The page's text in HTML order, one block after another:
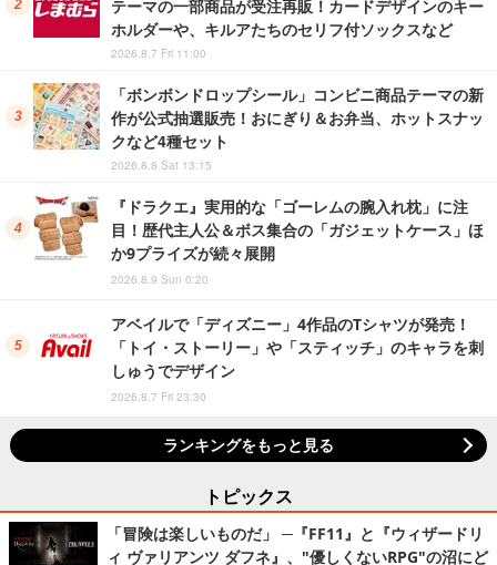
テーマの一部商品が受注再販！カードデザインのキー
ホルダーや、キルアたちのセリフ付ソックスなど
2026.8.7 Fri 11:00
「ボンボンドロップシール」コンビニ商品テーマの新
作が公式抽選販売！おにぎり＆お弁当、ホットスナッ
クなど4種セット
2026.8.8 Sat 13:15
『ドラクエ』実用的な「ゴーレムの腕入れ枕」に注
目！歴代主人公＆ボス集合の「ガジェットケース」ほ
か9プライズが続々展開
2026.8.9 Sun 0:20
アベイルで「ディズニー」4作品のTシャツが発売！
「トイ・ストーリー」や「スティッチ」のキャラを刺
しゅうでデザイン
2026.8.7 Fri 23:30
ランキングをもっと見る
トピックス
「冒険は楽しいものだ」 ─『FF11』と『ウィザードリ
ィ ヴァリアンツ ダフネ』、"優しくないRPG"の沼にど